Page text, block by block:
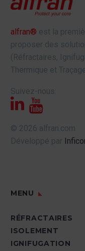
alfran® est la
proposer des
(Réfractaires,
Thermique et
Suivez-nous:
© 2026 alfran.com
Développé par
MENU
RÉFRACTAIRES
ISOLEMENT
IGNIFUGATION